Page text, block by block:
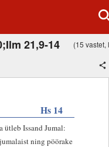
21,9-14 (15 vastet,
Hs 14
ütleb Issand Jumal:
ning pöörake